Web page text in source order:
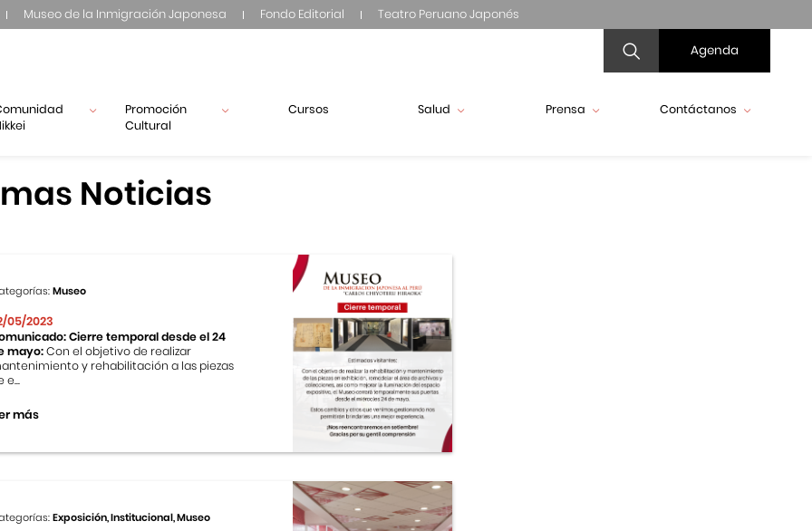
Museo de la Inmigración Japonesa Fondo Editorial Teatro Peruano Japonés
Agenda
Promoción
Cultural
Cursos Salud Prensa Contáctanos
Noticias
Museo
05/2023
Cierre temporal desde el 24
mayo:Con el objetivo de realizar
y rehabilitación a las piezas
e...
más
Exposición, Institucional, Museo